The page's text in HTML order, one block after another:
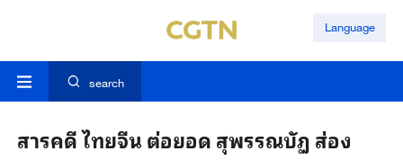
Language
search
สารคดี ไทยจีน ต่อยอด สุพรรณบัฏ ส่อง